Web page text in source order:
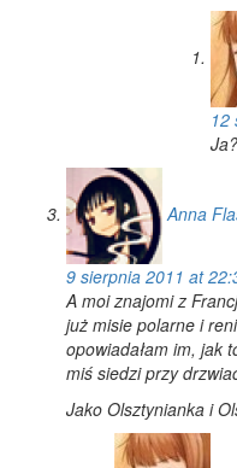
12
Anna
9 sierpnia 2011 at
A moi znajomi z
już misie polarne i
opowiadałam im, jak
miś siedzi przy
Jako Olsztynianka i